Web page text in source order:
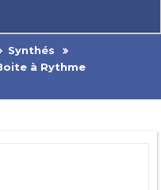
Synthés
à Rythme